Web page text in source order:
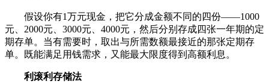
假设你有1万元现金，把它分成金额不同的四份——1000
元、2000元、3000元、4000元，然后分别存成四张一年期的定
期存单。当有需要时，取出与所需数额最接近的那张定期存
单。既能满足用钱需求，又能最大限度得到高额利息。
利滚利存储法